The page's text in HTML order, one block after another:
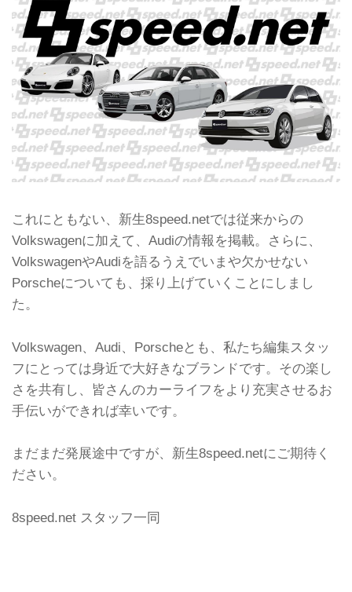
これにともない、新生8speed.netでは従来からの
Volkswagenに加えて、Audiの情報を掲載。さらに、
VolkswagenやAudiを語るうえでいまや欠かせない
Porscheについても、採り上げていくことにしまし
た。
Volkswagen、Audi、Porscheとも、私たち編集スタッ
フにとっては身近で大好きなブランドです。その楽し
さを共有し、皆さんのカーライフをより充実させるお
手伝いができれば幸いです。
まだまだ発展途中ですが、新生8speed.netにご期待く
ださい。
8speed.net スタッフ一同